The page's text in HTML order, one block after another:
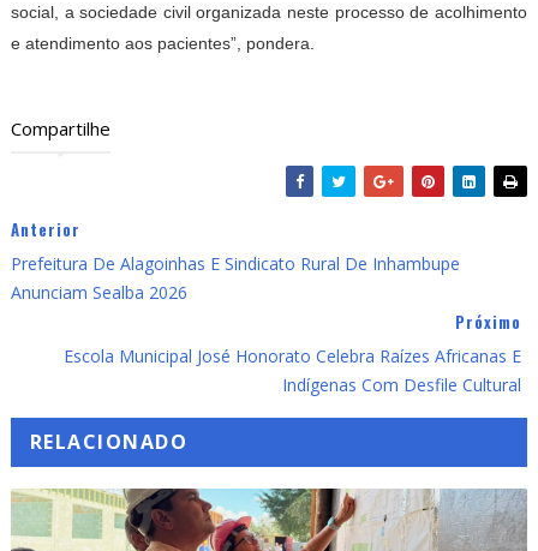
social, a sociedade civil organizada neste processo de acolhimento
e atendimento aos pacientes”, pondera.
Compartilhe
Anterior
Prefeitura De Alagoinhas E Sindicato Rural De Inhambupe
Anunciam Sealba 2026
Próximo
Escola Municipal José Honorato Celebra Raízes Africanas E
Indígenas Com Desfile Cultural
RELACIONADO